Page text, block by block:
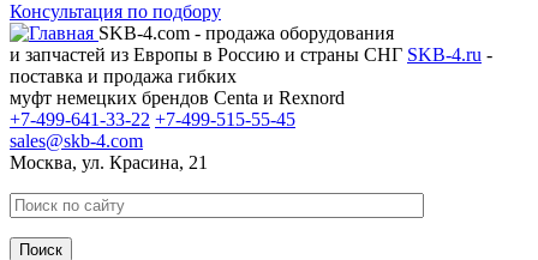
Консультация по подбору
SKB-4.com - продажа оборудования
и запчастей из Европы в Россию и страны СНГ SKB-4.ru -
поставка и продажа гибких
муфт немецких брендов Centa и Rexnord
+7-499-641-33-22 +7-499-515-55-45
sales@skb-4.com
Москва, ул. Красина, 21